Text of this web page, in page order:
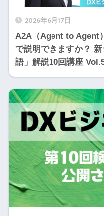
2026年6月17日
A2A（Agent to Agent
で説明できますか？
語」解説10回講座